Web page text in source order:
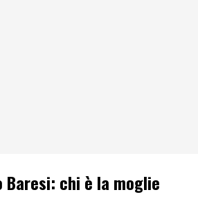
Baresi: chi è la moglie